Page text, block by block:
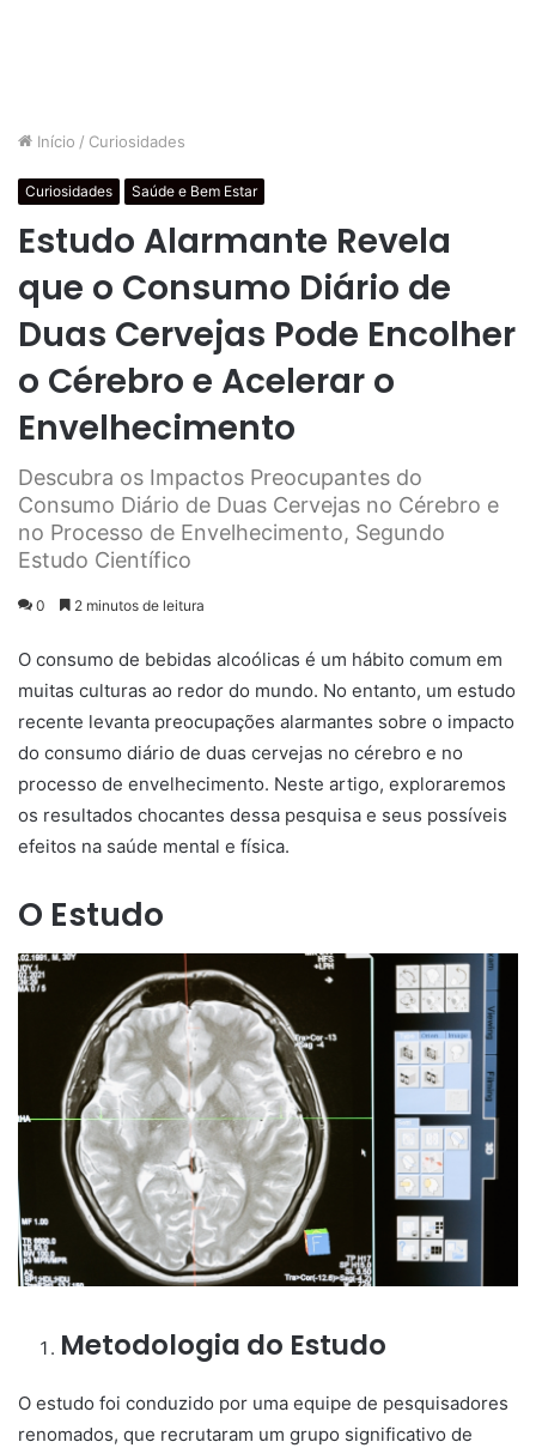
Início / Curiosidades
Curiosidades Saúde e Bem Estar
Estudo Alarmante Revela
que o Consumo Diário de
Duas Cervejas Pode Encolher
o Cérebro e Acelerar o
Envelhecimento
Descubra os Impactos Preocupantes do
Consumo Diário de Duas Cervejas no Cérebro e
no Processo de Envelhecimento, Segundo
Estudo Científico
0 2 minutos de leitura
O consumo de bebidas alcoólicas é um hábito comum em
muitas culturas ao redor do mundo. No entanto, um estudo
recente levanta preocupações alarmantes sobre o impacto
do consumo diário de duas cervejas no cérebro e no
processo de envelhecimento. Neste artigo, exploraremos
os resultados chocantes dessa pesquisa e seus possíveis
efeitos na saúde mental e física.
O Estudo
Metodologia do Estudo
O estudo foi conduzido por uma equipe de pesquisadores
renomados, que recrutaram um grupo significativo de